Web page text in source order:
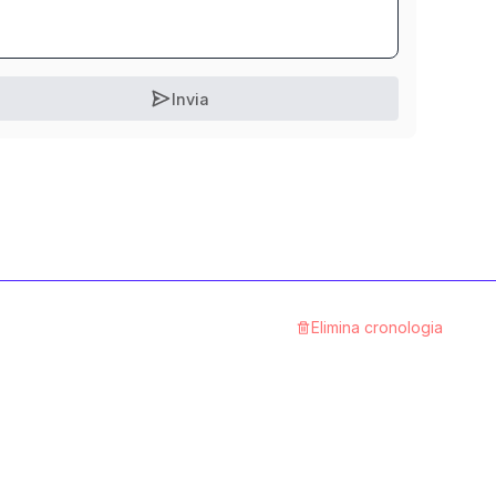
Invia
Elimina cronologia